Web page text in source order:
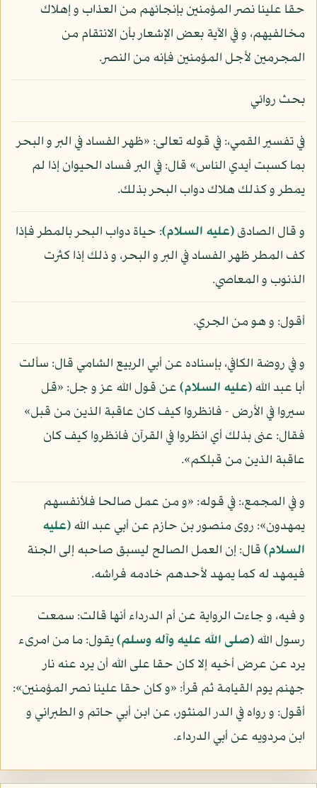
حقا علينا نصر المؤمنين بإنجائهم من العذاب و إهلاك
مخالفيهم، و في الآية بعض الإشعار بأن الانتقام من
المجرمين لأجل المؤمنين فإنه من النصر.
بحث روائي
في تفسير القمي،: في قوله تعالى: «ظهر الفساد في البر و البحر
بما كسبت أيدي الناس» قال: في البر فساد الحيوان إذا لم
يمطر و كذلك هلاك دواب البحر بذلك.
و قال الصادق(عليه السلام): حياة دواب البحر بالمطر فإذا
كف المطر ظهر الفساد في البر و البحر، و ذلك إذا كثرت
الذنوب و المعاصي.
أقول: و هو من الجري.
و في روضة الكافي، بإسناده عن أبي الربيع الشامي قال: سألت
أبا عبد الله(عليه السلام)عن قول الله عز و جل: «قل
سيروا في الأرض - فانظروا كيف كان عاقبة الذين من قبل»
فقال: عنى بذلك أي انظروا في القرآن فانظروا كيف كان
عاقبة الذين من قبلكم».
و في المجمع،: في قوله: «و من عمل صالحا فلأنفسهم
يمهدون»: روى منصور بن حازم عن أبي عبد الله(عليه
السلام)قال: إن العمل الصالح ليسبق صاحبه إلى الجنة
فيمهد له كما يمهد لأحدهم خادمه فراشه.
و فيه، و جاءت الرواية عن أم الدرداء أنها قالت: سمعت
رسول الله(صلى الله عليه وآله وسلم)يقول: ما من امرىء
يرد عن عرض أخيه إلا كان حقا على الله أن يرد عنه نار
جهنم يوم القيامة ثم قرأ: «و كان حقا علينا نصر المؤمنين»:
أقول: و رواه في الدر المنثور، عن ابن أبي حاتم و الطبراني و
ابن مردويه عن أبي الدرداء.